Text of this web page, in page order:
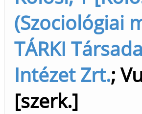
(Szociológiai
TÁRKI
Intézet Zrt.;
[szerk.]